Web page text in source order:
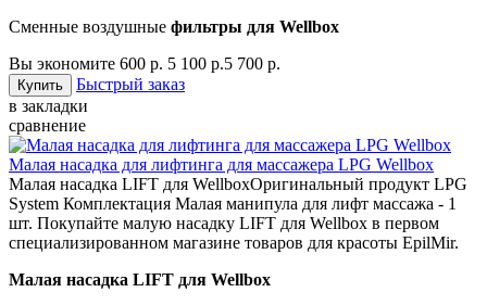
Сменные воздушные фильтры для Wellbox
Вы экономите 600 р. 5 100 р.5 700 р.
Быстрый заказ
в закладки
сравнение
Малая насадка для лифтинга для массажера LPG Wellbox
Малая насадка LIFT для Wellbox ​ Оригинальный продукт LPG
System Комплектация Малая манипула для лифт массажа - 1
шт. Покупайте малую насадку LIFT для Wellbox в первом
специализированном магазине товаров для красоты EpilMir.
Малая насадка LIFT для Wellbox